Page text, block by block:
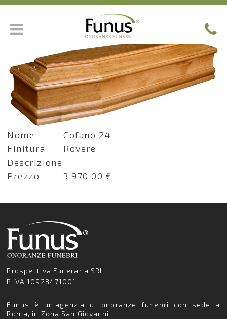
Nome
Cofano 24
Finitura
Rovere
Descrizione
Prezzo
3,970.00 €
Prospettiva Funeraria SRL
P.IVA 10928471001
Funus è un'agenzia di onoranze funebri con sede a
Roma, in Zona San Giovanni.